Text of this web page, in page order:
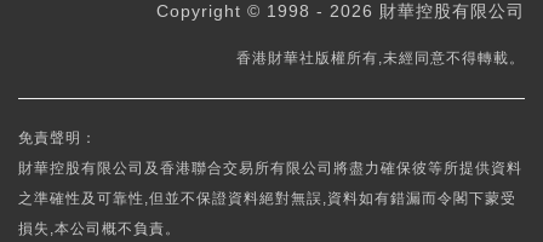
Copyright © 1998 - 2026 財華控股有限公司
香港財華社版權所有,未經同意不得轉載。
免責聲明：
財華控股有限公司及香港聯合交易所有限公司將盡力確保彼等所提供資料
之準確性及可靠性,但並不保證資料絕對無誤,資料如有錯漏而令閣下蒙受
損失,本公司概不負責。